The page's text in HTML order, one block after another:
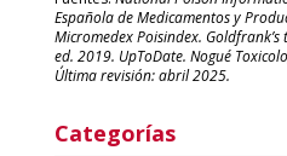
Española de Medicamentos y
Micromedex Poisindex.
ed. 2019. UpToDate. Nogué
Última revisión: abril 2025.
Categorías